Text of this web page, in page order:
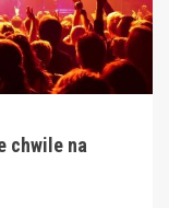
chwile na